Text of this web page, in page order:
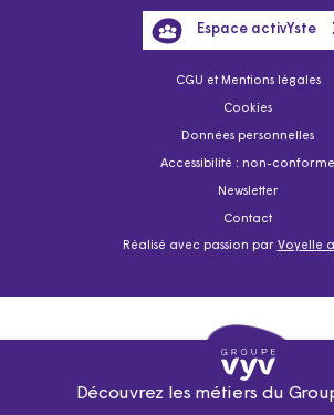
CGU et Mentions légales
Cookies
Données personnelles
Accessibilité : non-conforme
Newsletter
Contact
Réalisé avec passion par Voyelle
Espace activYste
Découvrez les métiers du